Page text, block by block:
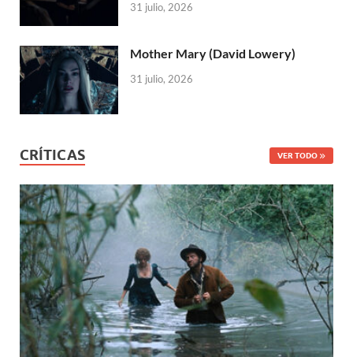
31 julio, 2026
Mother Mary (David Lowery)
31 julio, 2026
CRÍTICAS VER TODO